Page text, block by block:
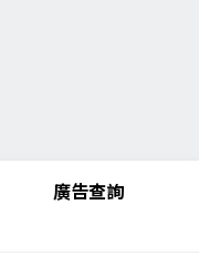
廣告查詢